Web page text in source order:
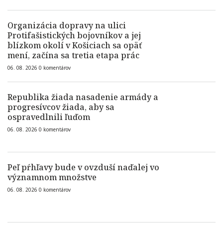
Organizácia dopravy na ulici
Protifašistických bojovníkov a jej
blízkom okolí v Košiciach sa opäť
mení, začína sa tretia etapa prác
06. 08. 2026 0 komentárov
Republika žiada nasadenie armády a
progresívcov žiada, aby sa
ospravedlnili ľuďom
06. 08. 2026 0 komentárov
Peľ pŕhľavy bude v ovzduší naďalej vo
významnom množstve
06. 08. 2026 0 komentárov